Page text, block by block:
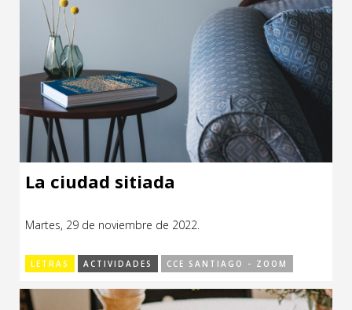
La ciudad sitiada
Martes, 29 de noviembre de 2022.
LETRAS ACTIVIDADES CCE SANTIAGO - ZOOM